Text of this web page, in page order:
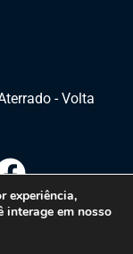
- Volta
experiência,
interage em nosso